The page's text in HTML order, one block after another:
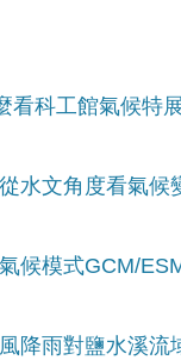
看科工館氣候特
水文角度看氣候
候模式GCM/
降雨對鹽水溪流